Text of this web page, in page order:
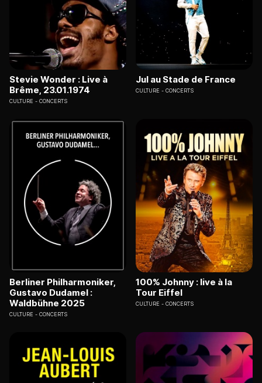
Stevie Wonder : Live à
Brême, 23.01.1974
CULTURE CONCERTS
Jul au Stade de France
CULTURE CONCERTS
Berliner Philharmoniker,
Gustavo Dudamel :
Waldbühne 2025
CULTURE CONCERTS
100% Johnny : live à la
Tour Eiffel
CULTURE CONCERTS